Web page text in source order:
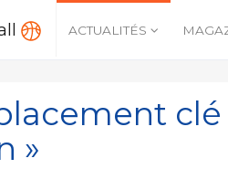
ACTUALITÉS
»